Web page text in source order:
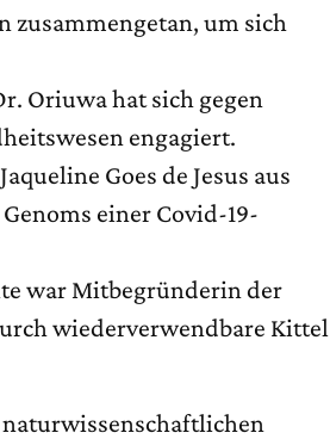
zusammengetan, um sich
Oriuwa hat sich gegen
engagiert.
Goes de Jesus aus
einer Covid-19-
war Mitbegründerin der
wiederverwendbare Kittel